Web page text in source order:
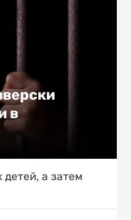
в
детей, а затем